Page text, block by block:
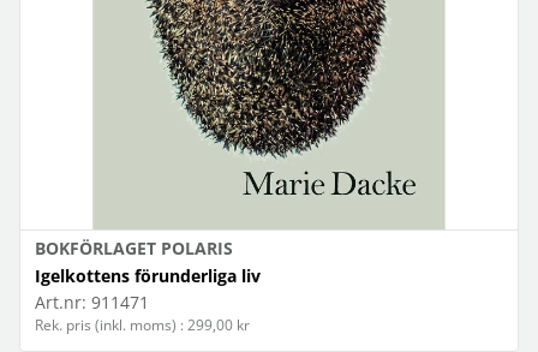
BOKFÖRLAGET POLARIS
Igelkottens förunderliga liv
Art.nr: 911471
Rek. pris (inkl. moms) : 299,00 kr